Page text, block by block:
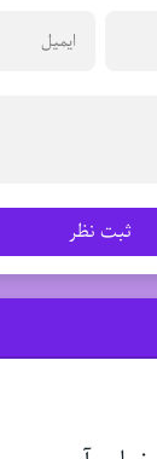
ثبت نظر